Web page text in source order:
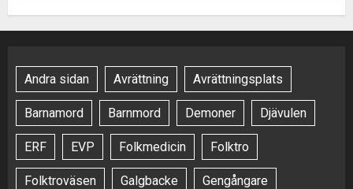
Andra sidan Avrättning Avrättningsplats
Barnamord Barnmord Demoner Djävulen
ERF EVP Folkmedicin Folktro
Folktroväsen Galgbacke Gengångare